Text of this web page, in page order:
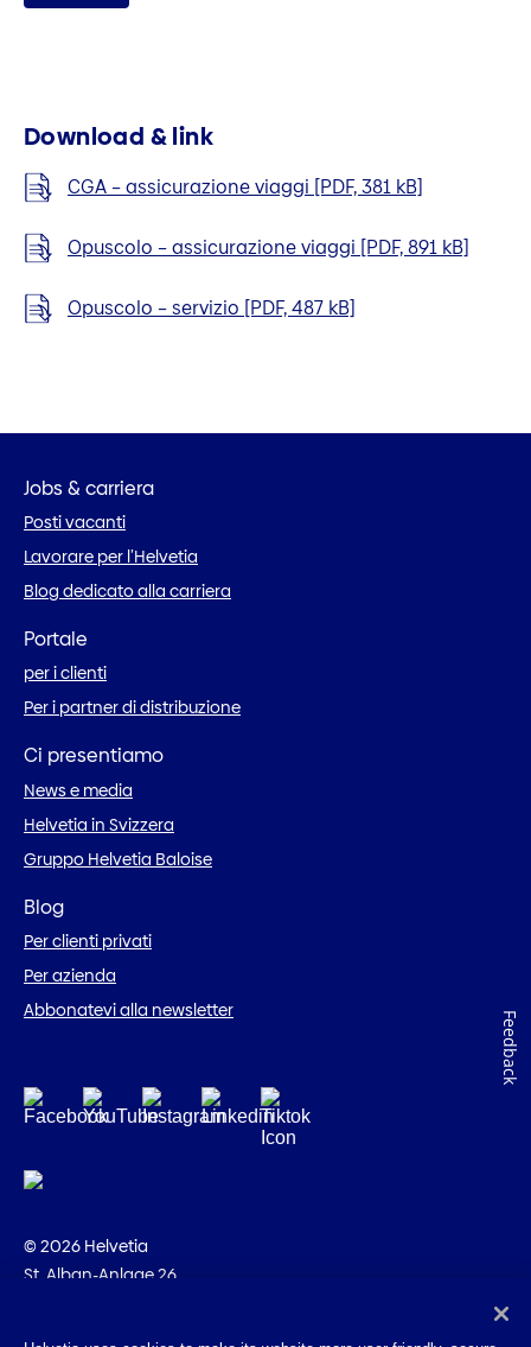
Download & link
CGA – assicurazione viaggi [PDF, 381 kB]
Opuscolo – assicurazione viaggi [PDF, 891 kB]
Opuscolo – servizio [PDF, 487 kB]
Jobs & carriera
Posti vacanti
Lavorare per l’Helvetia
Blog dedicato alla carriera
Portale
per i clienti
Per i partner di distribuzione
Ci presentiamo
News e media
Helvetia in Svizzera
Gruppo Helvetia Baloise
Blog
Per clienti privati
Per azienda
Abbonatevi alla newsletter
© 2026 Helvetia
St. Alban-Anlage 26
Feedback